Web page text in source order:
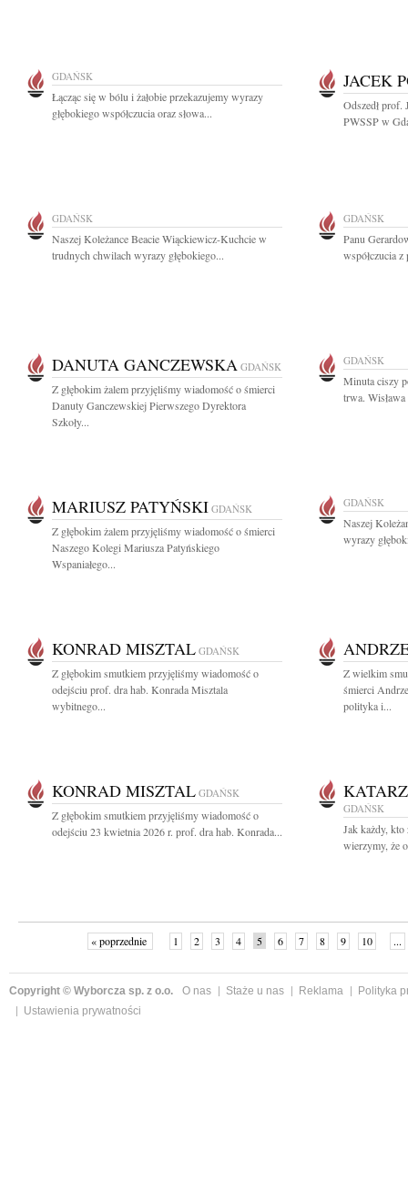
GDAŃSK
Łącząc się w bólu i żałobie przekazujemy wyrazy
głębokiego współczucia oraz słowa...
JACEK
Odszedł prof.
PWSSP w
GDAŃSK
Naszej Koleżance Beacie Wiąckiewicz-Kuchcie w
trudnych chwilach wyrazy głębokiego...
GDAŃSK
Panu
współczucia
DANUTA GANCZEWSKA GDAŃSK
Z głębokim żalem przyjęliśmy wiadomość o śmierci
Danuty Ganczewskiej Pierwszego Dyrektora
Szkoły...
GDAŃSK
Minuta ciszy
trwa.
MARIUSZ PATYŃSKI GDAŃSK
Z głębokim żalem przyjęliśmy wiadomość o śmierci
Naszego Kolegi Mariusza Patyńskiego
Wspaniałego...
GDAŃSK
Naszej
wyrazy
KONRAD MISZTAL GDAŃSK
Z głębokim smutkiem przyjęliśmy wiadomość o
odejściu prof. dra hab. Konrada Misztala
wybitnego...
Z wielkim
śmierci
polityka i...
KONRAD MISZTAL GDAŃSK
Z głębokim smutkiem przyjęliśmy wiadomość o
odejściu 23 kwietnia 2026 r. prof. dra hab. Konrada...
GDAŃSK
Jak każdy,
wierzymy, że
« poprzednie 1 2 3 4 5 6 7 8 9 10 ...
Copyright © Wyborcza sp. z o.o. O nas Staże u nas Reklama
Polityka
Ustawienia prywatności